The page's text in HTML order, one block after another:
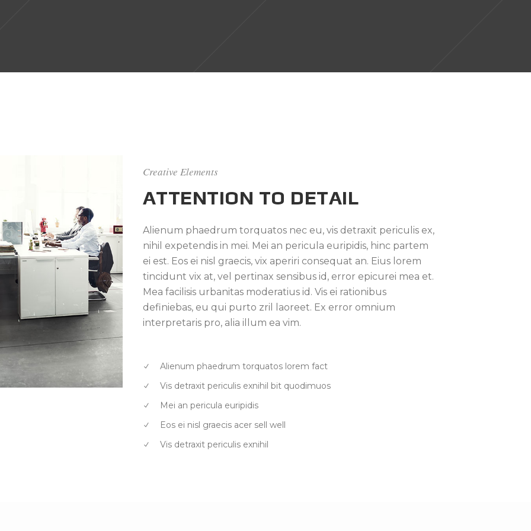
Creative Elements
ATTENTION TO DETAIL
Alienum phaedrum torquatos nec eu, vis detraxit periculis ex,
nihil expetendis in mei. Mei an pericula euripidis, hinc partem
ei est. Eos ei nisl graecis, vix aperiri consequat an. Eius lorem
tincidunt vix at, vel pertinax sensibus id, error epicurei mea et.
Mea facilisis urbanitas moderatius id. Vis ei rationibus
definiebas, eu qui purto zril laoreet. Ex error omnium
interpretaris pro, alia illum ea vim.
Alienum phaedrum torquatos lorem fact
Vis detraxit periculis exnihil bit quodimuos
Mei an pericula euripidis
Eos ei nisl graecis acer sell well
Vis detraxit periculis exnihil